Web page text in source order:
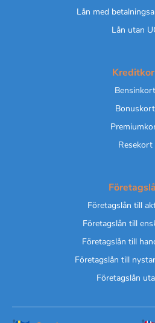
Lån med
Lån utan
Bensinkort
Bonuskort
Resekort
Företagslån till
Företagslån till
Företagslån till
Företagslån till
Företagslån